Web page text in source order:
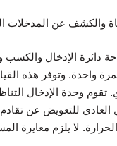
واحدة. وتوفر هذه
تقوم وحدة الإدخال
العادي للتعويض عن